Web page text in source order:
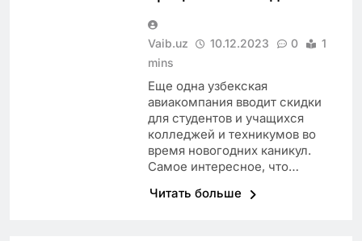
Vaib.uz 10.12.2023 0
1
mins
Еще одна узбекская
авиакомпания вводит скидки
для студентов и учащихся
колледжей и техникумов во
время новогодних каникул.
Самое интересное, что…
Читать больше